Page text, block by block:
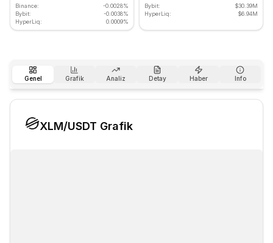
Binance:
-0.0028%
Bybit:
-0.0038%
HyperLiq:
0.0009%
Bybit:
$30.39M
HyperLiq:
$6.94M
Genel Grafik Analiz Detay Haber Info
XLM/USDT Grafik